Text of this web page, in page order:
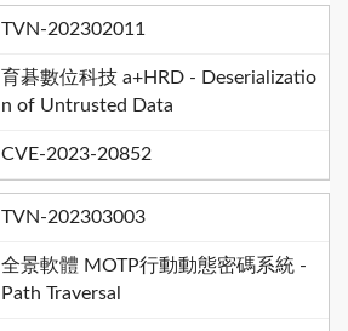
TVN-202302011
育碁數位科技 a+HRD - Deserializatio
n of Untrusted Data
CVE-2023-20852
TVN-202303003
全景軟體 MOTP行動動態密碼系統 -
Path Traversal